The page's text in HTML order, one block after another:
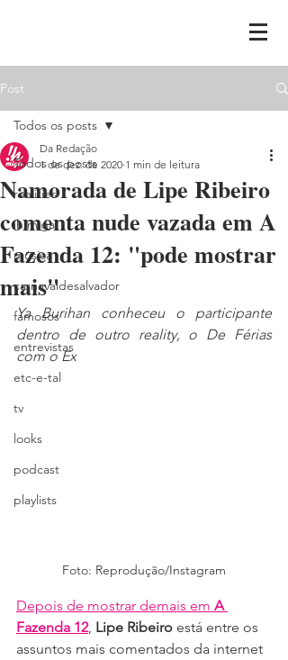
Post
Todos os posts
realities
ih,miga
música
carnavaldesalvador
famosos
entrevistas
etc-e-tal
tv
looks
podcast
playlists
Todos os posts
Namorada de Lipe Ribeiro
comenta nude vazada em A
Fazenda 12: "pode mostrar
mais"
Da Redação
1 de dez. de 2020 1 min de leitura
Ya Burihan conheceu o participante
dentro de outro reality, o De Férias
com o Ex
Foto: Reprodução/Instagram
Depois de mostrar demais em A
Fazenda 12, Lipe Ribeiro está entre os
assuntos mais comentados da internet